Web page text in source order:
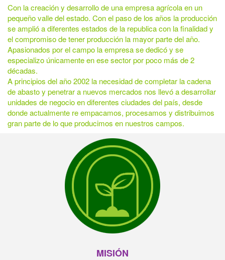
Con la creación y desarrollo de una empresa agrícola en un
pequeño valle del estado. Con el paso de los años la producción
se amplió a diferentes estados de la republica con la finalidad y
el compromiso de tener producción la mayor parte del año.
Apasionados por el campo la empresa se dedicó y se
especializo únicamente en ese sector por poco más de 2
décadas.
A principios del año 2002 la necesidad de completar la cadena
de abasto y penetrar a nuevos mercados nos llevó a desarrollar
unidades de negocio en diferentes ciudades del país, desde
donde actualmente re empacamos, procesamos y distribuimos
gran parte de lo que producimos en nuestros campos.
MISIÓN